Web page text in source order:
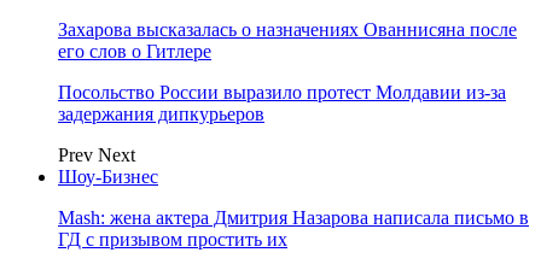
Захарова высказалась о назначениях Ованнисяна после
его слов о Гитлере
Посольство России выразило протест Молдавии из-за
задержания дипкурьеров
Prev Next
Шоу-Бизнес
Mash: жена актера Дмитрия Назарова написала письмо в
ГД с призывом простить их